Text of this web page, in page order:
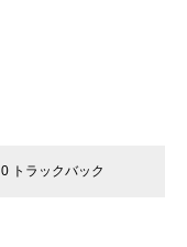
0 トラックバック